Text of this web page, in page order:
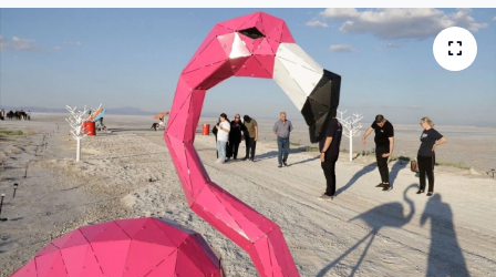
Turizm
Haber Arşivi